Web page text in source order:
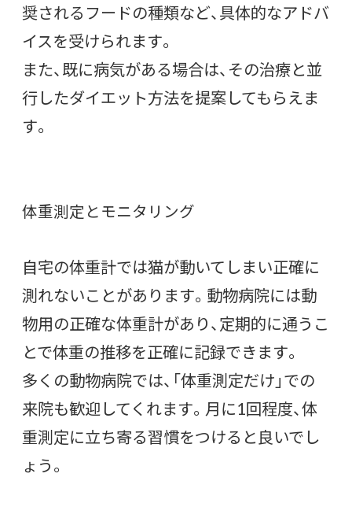
奨されるフードの種類など、具体的なアドバ
イスを受けられます。
また、既に病気がある場合は、その治療と並
行したダイエット方法を提案してもらえま
す。
体重測定とモニタリング
自宅の体重計では猫が動いてしまい正確に
測れないことがあります。動物病院には動
物用の正確な体重計があり、定期的に通うこ
とで体重の推移を正確に記録できます。
多くの動物病院では、「体重測定だけ」での
来院も歓迎してくれます。月に1回程度、体
重測定に立ち寄る習慣をつけると良いでし
ょう。